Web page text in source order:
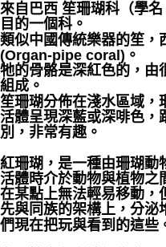
來自巴西 笙珊瑚科（學
目的一個科。
類似中國傳統樂器的笙，
(Organ-pipe coral)。
牠的骨骼是深紅色的，由
組成。
笙珊瑚分佈在淺水區域，
活體呈現深藍或深啡色，
別，非常有趣。
紅珊瑚，是一種由珊瑚動
活體時介於動物與植物之
在某點上無法輕易移動，
先與同族的架構上，分泌
們現在把玩與看到的這些